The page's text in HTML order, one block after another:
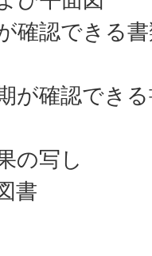
確認できる
が確認でき
の写し
書